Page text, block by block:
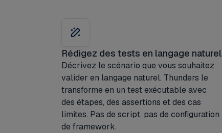
Rédigez des tests en langage naturel
Décrivez le scénario que vous souhaitez
valider en langage naturel. Thunders le
transforme en un test exécutable avec
des étapes, des assertions et des cas
limites. Pas de script, pas de configuration
de framework.